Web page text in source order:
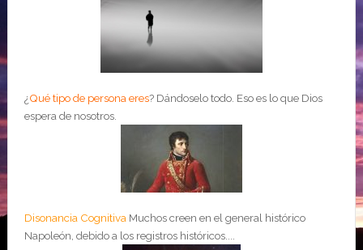
¿Qué tipo de persona eres? Dándoselo todo. Eso es lo que Dios
espera de nosotros.
Disonancia Cognitiva Muchos creen en el general histórico
Napoleón, debido a los registros históricos....